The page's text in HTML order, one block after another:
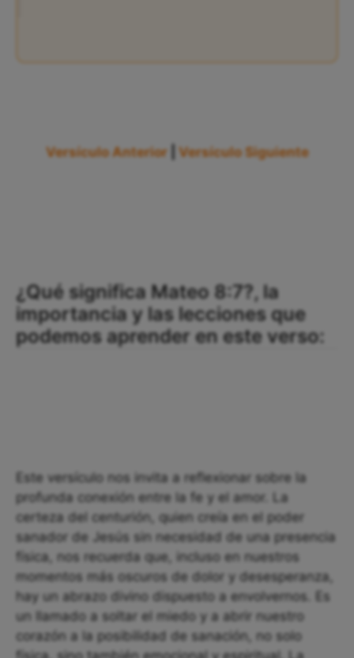
Versículo Anterior Versículo Siguiente
¿Qué significa Mateo 8:7?, la
importancia y las lecciones que
podemos aprender en este verso:
Este versículo nos invita a reflexionar sobre la
profunda conexión entre la fe y el amor. La
certeza del centurión, quien creía en el poder
sanador de Jesús sin necesidad de una presencia
física, nos recuerda que, incluso en nuestros
momentos más oscuros de dolor y desesperanza,
hay un abrazo divino dispuesto a envolvernos. Es
un llamado a soltar el miedo y a abrir nuestro
corazón a la posibilidad de sanación, no solo